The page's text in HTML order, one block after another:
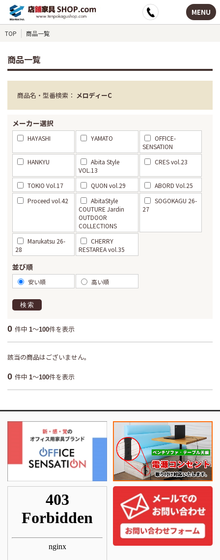
MENU
TOP 商品一覧
商品一覧
商品名・型番検索： メロディーC
メーカー選択
HAYASHI YAMATO
OFFICE-
SENSATION
HANKYU
Abita Style
VOL.13
CRES vol.23
TOKIO Vol.17 QUON vol.29
ABORD Vol.25
Proceed vol.42
AbitaStyle
COUTURE Jardin
OUTDOOR
COLLECTIONS
SOGOKAGU 26-
27
Marukatsu 26-
28
CHERRY
RESTAREA vol.35
並び順
安い順 高い順
検索
0 件中 1～100件を表示
該当の商品はございません。
0 件中 1～100件を表示